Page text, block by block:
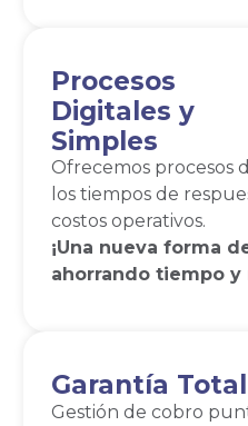
Procesos
Digitales y
Simples
Ofrecemos procesos
los tiempos de
costos operativos.
¡Una nueva forma
ahorrando tiempo y
Garantía Total
Gestión de cobro